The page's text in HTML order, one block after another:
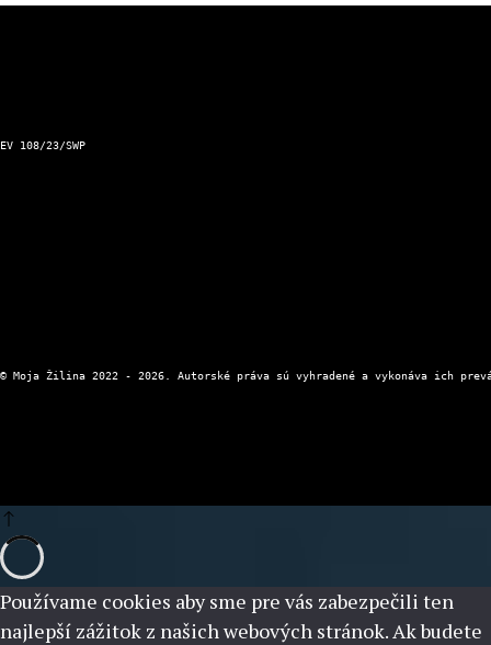
EV 108/23/SWP
Používame cookies aby sme pre vás zabezpečili ten
najlepší zážitok z našich webových stránok. Ak budete